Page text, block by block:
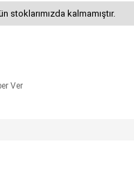
stoklarımızda kalmamıştır.
Ver